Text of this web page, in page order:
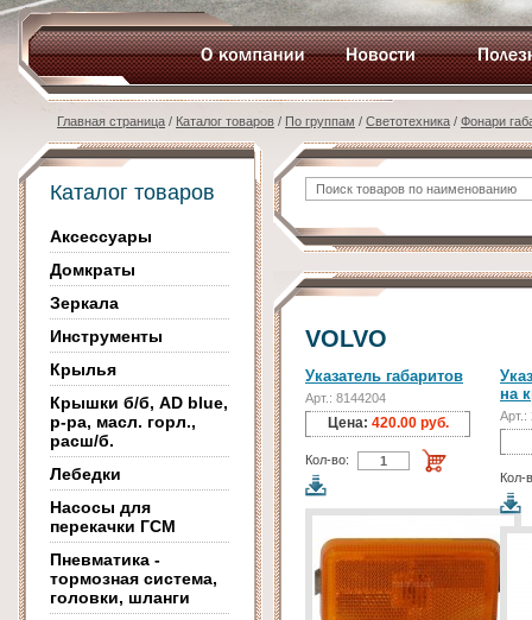
Главная страница / Каталог товаров / По группам / Светотехника / Фонари
Каталог товаров
Аксессуары
Домкраты
Зеркала
Инструменты
Крылья
Крышки б/б, AD blue,
р-ра, масл. горл.,
расш/б.
Лебедки
Насосы для
перекачки ГСМ
Пневматика -
тормозная система,
головки, шланги
VOLVO
Указатель габаритов
Арт.: 8144204
Цена: 420.00 руб.
Кол-во:
на
Арт.:
Кол-